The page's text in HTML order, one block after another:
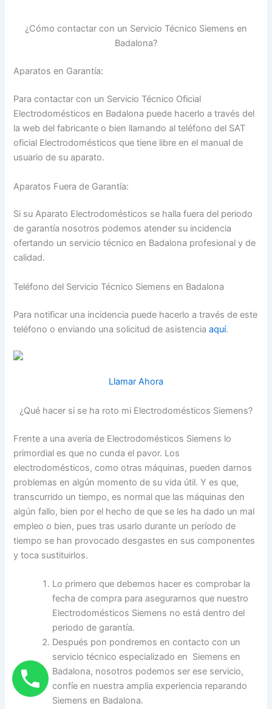
¿Cómo contactar con un Servicio Técnico Siemens en
Badalona?
Aparatos en Garantía:
Para contactar con un Servicio Técnico Oficial
Electrodomésticos en Badalona puede hacerlo a través del
la web del fabricante o bien llamando al teléfono del SAT
oficial Electrodomésticos que tiene libre en el manual de
usuario de su aparato.
Aparatos Fuera de Garantía:
Si su Aparato Electrodomésticos se halla fuera del periodo
de garantía nosotros podemos atender su incidencia
ofertando un servicio técnico en Badalona profesional y de
calidad.
Teléfono del Servicio Técnico Siemens en Badalona
Para notificar una incidencia puede hacerlo a través de este
teléfono o enviando una solicitud de asistenciaaquí.
Llamar Ahora
¿Qué hacer si se ha roto mi Electrodomésticos Siemens?
Frente a una avería de Electrodomésticos Siemens lo
primordial es que no cunda el pavor. Los
electrodomésticos, como otras máquinas, pueden darnos
problemas en algún momento de su vida útil. Y es que,
transcurrido un tiempo, es normal que las máquinas den
algún fallo, bien por el hecho de que se les ha dado un mal
empleo o bien, pues tras usarlo durante un período de
tiempo se han provocado desgastes en sus componentes
y toca sustituirlos.
Lo primero que debemos hacer es comprobar la
fecha de compra para asegurarnos que nuestro
Electrodomésticos Siemens no está dentro del
periodo de garantía.
Después pon pondremos en contacto con un
servicio técnico especializado en Siemens en
Badalona, nosotros podemos ser ese servicio,
confíe en nuestra amplia experiencia reparando
Siemens en Badalona.